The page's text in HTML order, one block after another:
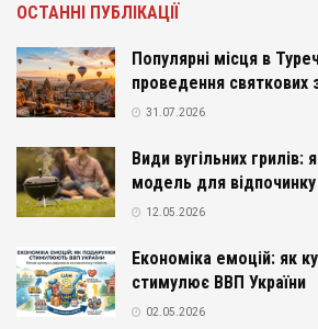
ОСТАННІ ПУБЛІКАЦІЇ
Популярні місця в
проведення святкових
31.07.2026
Види вугільних грилів:
модель для
12.05.2026
Економіка емоцій: як
стимулює ВВП України
02.05.2026